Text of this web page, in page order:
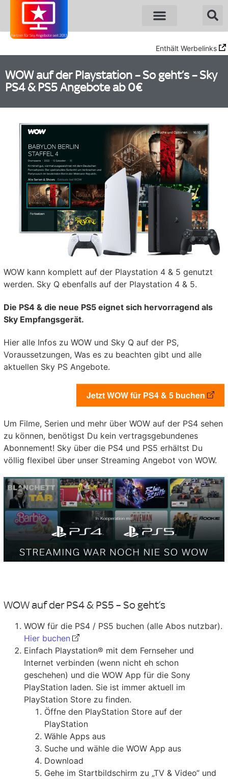
Enthält Werbelinks
WOW auf der Playstation – So geht’s – Sky
PS4 & PS5 Angebote ab 0€
WOW kann komplett auf der Playstation 4 & 5 genutzt
werden. Sky Q ebenfalls auf der Playstation 4 & 5.
Die PS4 & die neue PS5 eignet sich hervorragend als
Sky Empfangsgerät.
Hier alle Infos zu WOW und Sky Q auf der PS,
Voraussetzungen, Was es zu beachten gibt und alle
aktuellen Sky PS Angebote.
Jetzt WOW für PS4 & 5 buchen
Um Filme, Serien und mehr über WOW auf der PS4 sehen
zu können, benötigst Du kein vertragsgebundenes
Abonnement! Sky über die PS4 und PS5 erhältst Du
völlig flexibel über unser Streaming Angebot von WOW.
WOW auf der PS4 & PS5 – So geht’s
WOW für die PS4 / PS5 buchen (alle Abos nutzbar).
Hier buchen
Einfach Playstation® mit dem Fernseher und
Internet verbinden (wenn nicht eh schon
geschehen) und die WOW App für die Sony
PlayStation laden. Sie ist immer aktuell im
PlayStation Store zu finden.
Öffne den PlayStation Store auf der
PlayStation
Wähle Apps aus
Suche und wähle die WOW App aus
Download
Gehe im Startbildschirm zu „TV & Video“ und